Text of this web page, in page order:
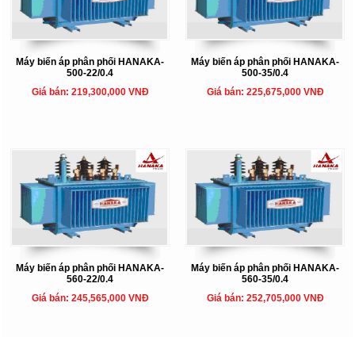
Máy biến áp phân phối HANAKA-
500-22/0.4
Giá bán: 219,300,000 VNĐ
Máy biến áp phân phối HANAKA-
500-35/0.4
Giá bán: 225,675,000 VNĐ
Máy biến áp phân phối HANAKA-
560-22/0.4
Giá bán: 245,565,000 VNĐ
Máy biến áp phân phối HANAKA-
560-35/0.4
Giá bán: 252,705,000 VNĐ